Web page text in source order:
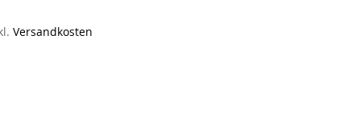
Versandkosten